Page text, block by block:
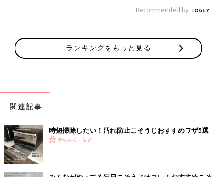
Recommended by
ランキングをもっと見る
関連記事
時短掃除したい！汚れ防止こそうじおすすめワザ5選
赤ちゃん・育児